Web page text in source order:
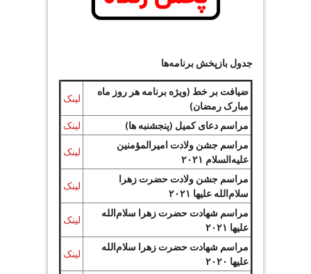
جدول بازپخش برنامه‌ها
ضیافت بر خط (ویژه برنامه هر روز ماه
مبارک رمضان)
لینک
مراسم دعای کمیل (پنجشنبه ها)
لینک
مراسم جشن ولادت امیرالمؤمنین
علیه‌السلام ۲۰۲۱
لینک
مراسم جشن ولادت حضرت زهرا
سلام‌الله علیها ۲۰۲۱
لینک
مراسم شهادت حضرت زهرا سلام‌الله
علیها ۲۰۲۱
لینک
مراسم شهادت حضرت زهرا سلام‌الله
علیها ۲۰۲۰
لینک